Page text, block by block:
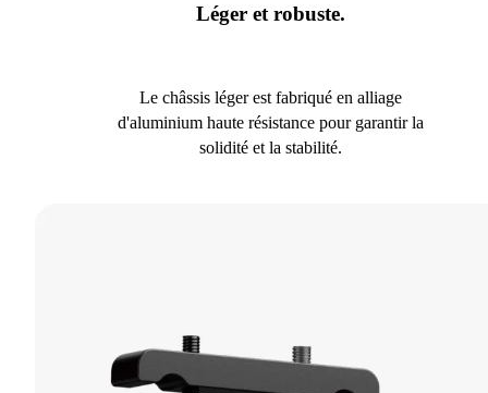
Léger et robuste.
Le châssis léger est fabriqué en alliage
d'aluminium haute résistance pour garantir la
solidité et la stabilité.